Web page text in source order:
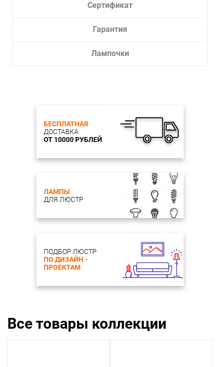
Сертификат
Гарантия
Лампочки
БЕСПЛАТНАЯ
ДОСТАВКА
ОТ 10000 РУБЛЕЙ
ЛАМПЫ
ДЛЯ ЛЮСТР
ПОДБОР ЛЮСТР
ПО ДИЗАЙН -
ПРОЕКТАМ
Все товары коллекции